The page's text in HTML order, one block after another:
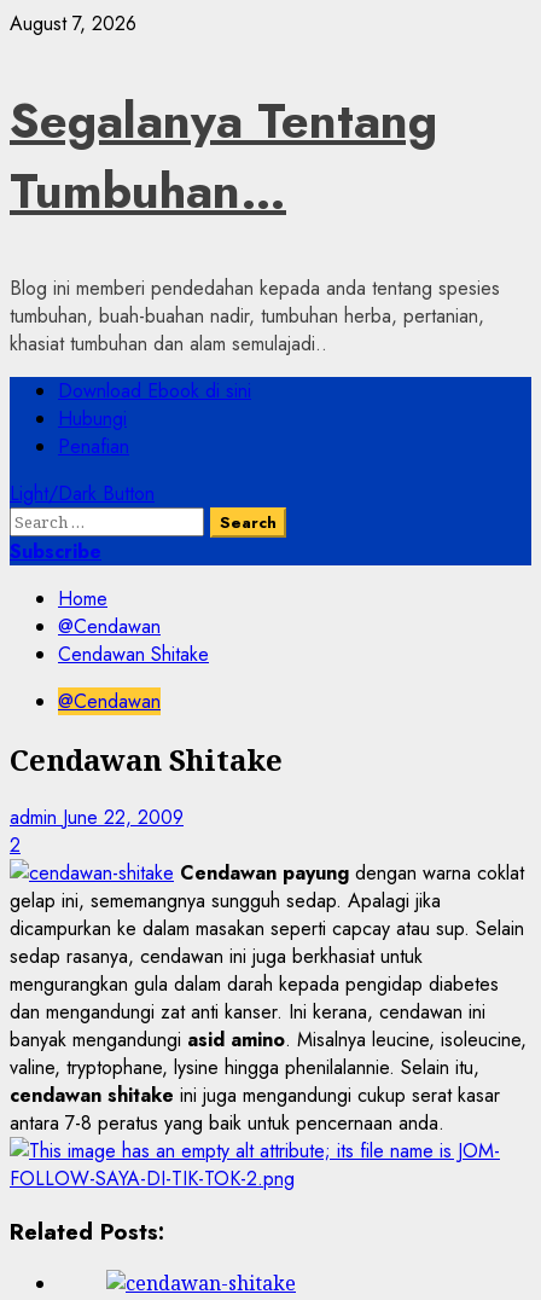
Skip
August 7, 2026
Segalanya Tentang
Tumbuhan…
Blog ini memberi pendedahan kepada anda tentang spesies
tumbuhan, buah-buahan nadir, tumbuhan herba, pertanian,
khasiat tumbuhan dan alam semulajadi..
Primary
Menu
Download Ebook di sini
Hubungi
Penafian
Light/Dark Button
Search
for:
Subscribe
Home
@Cendawan
Cendawan Shitake
@Cendawan
Cendawan Shitake
admin June 22, 2009
2
Cendawan payung dengan warna coklat
gelap ini, sememangnya sungguh sedap. Apalagi jika
dicampurkan ke dalam masakan seperti capcay atau sup. Selain
sedap rasanya, cendawan ini juga berkhasiat untuk
mengurangkan gula dalam darah kepada pengidap diabetes
dan mengandungi zat anti kanser. Ini kerana, cendawan ini
banyak mengandungi asid amino. Misalnya leucine, isoleucine,
valine, tryptophane, lysine hingga phenilalannie. Selain itu,
cendawan shitake ini juga mengandungi cukup serat kasar
antara 7-8 peratus yang baik untuk pencernaan anda.
Related Posts: